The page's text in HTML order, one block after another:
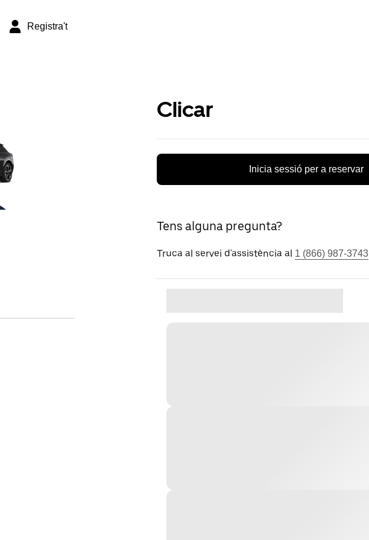
Registra't
Clicar
Inicia sessió per a reservar
Tens alguna pregunta?
Truca al servei d'assistència al 1 (866) 987-3743